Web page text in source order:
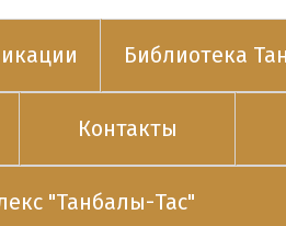
Библиотека
Контакты
"Танбалы-Тас"